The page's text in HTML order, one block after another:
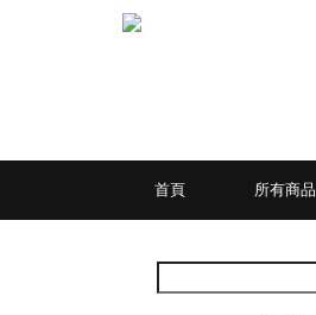
首頁 所有商品